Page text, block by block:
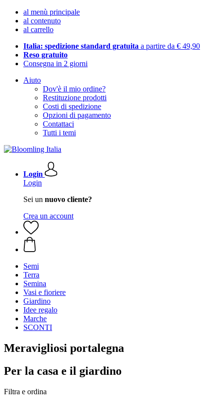
al menù principale
al contenuto
al carrello
Italia: spedizione standard gratuita a partire da € 49,90
Reso gratuito
Consegna in 2 giorni
Aiuto
Dov'è il mio ordine?
Restituzione prodotti
Costi di spedizione
Opzioni di pagamento
Contattaci
Tutti i temi
Login
Login
Sei un nuovo cliente?
Crea un account
Semi
Terra
Semina
Vasi e fioriere
Giardino
Idee regalo
Marche
SCONTI
Meravigliosi portalegna
Per la casa e il giardino
Filtra e ordina